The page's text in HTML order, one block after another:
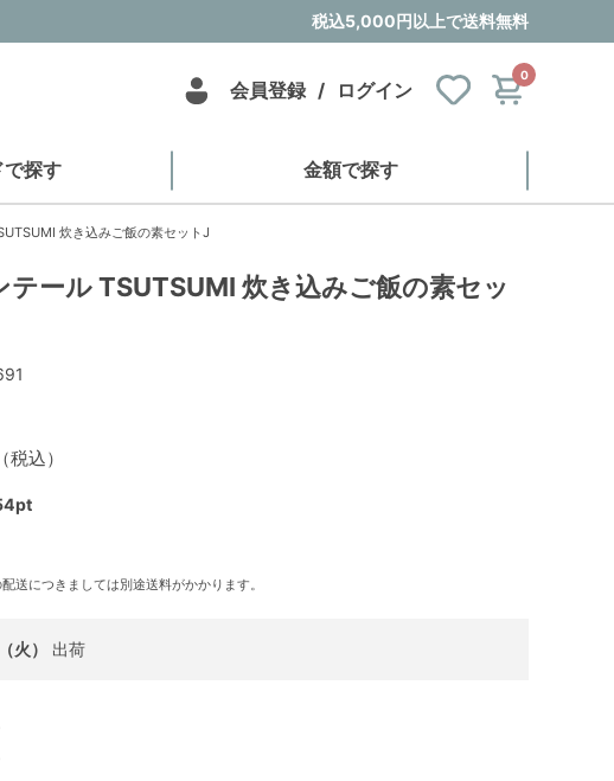
税込5,000円以上で送料無料
会員登録 / ログイン
0
で探す 金額で探す
炊き込みご飯の素セットJ
テール TSUTSUMI 炊き込みご飯の素セッ
（税込）
送につきましては別途送料がかかります。
火） 出荷